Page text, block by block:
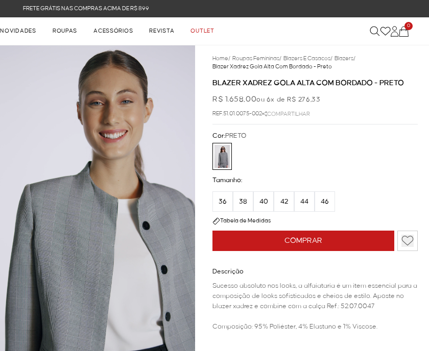
FRETE GRÁTIS NAS COMPRAS ACIMA DE R$ 899
NOVIDADES ROUPAS ACESSÓRIOS REVISTA OUTLET
0
Home/ Roupas Femininas/ Blazers E Casacos/ Blazers/
Blazer Xadrez Gola Alta Com Bordado - Preto
BLAZER XADREZ GOLA ALTA COM BORDADO - PRETO
R$ 1.658,00ou 6x de R$ 276,33
REF.51.01.0075-002 COMPARTILHAR
COMPRAR
Cor:PRETO
Tamanho:
36 38 40 42 44 46
Tabela de Medidas
Descrição
Sucesso absoluto nos looks, a alfaiataria é um item essencial para a
composição de looks sofisticados e cheios de estilo. Aposte no
blazer xadrez e combine com a calça Ref.: 52.07.0047
Composição: 95% Poliéster, 4% Elastano e 1% Viscose.